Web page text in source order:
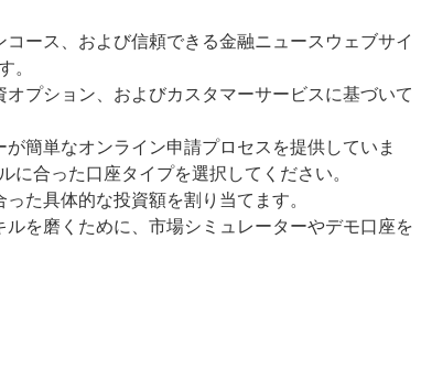
ース、および信頼できる金融ニュースウェブサイ
。
プション、およびカスタマーサービスに基づいて
が簡単なオンライン申請プロセスを提供していま
合った口座タイプを選択してください。
た具体的な投資額を割り当てます。
を磨くために、市場シミュレーターやデモ口座を